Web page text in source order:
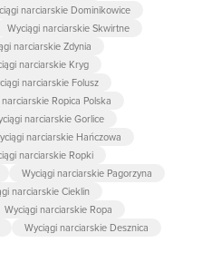
narciarskie Dominikowice
Wyciągi narciarskie Skwirtne
narciarskie Zdynia
narciarskie Kryg
narciarskie Folusz
Ropica Polska
narciarskie Gorlice
narciarskie Hańczowa
narciarskie Ropki
Wyciągi narciarskie Pagorzyna
narciarskie Cieklin
Wyciągi narciarskie Ropa
Wyciągi narciarskie Desznica